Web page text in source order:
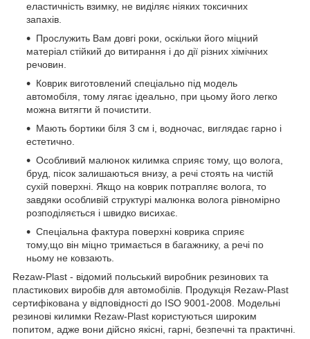
еластичність взимку, не виділяє ніяких токсичних
запахів.
Прослужить Вам довгі роки, оскільки його міцний
матеріал стійкий до витирання і до дії різних хімічних
речовин.
Коврик виготовлений спеціально під модель
автомобіля, тому лягає ідеально, при цьому його легко
можна витягти й почистити.
Мають бортики біля 3 см і, водночас, виглядає гарно і
естетично.
Особливий малюнок килимка сприяє тому, що волога,
бруд, пісок залишаються внизу, а речі стоять на чистій
сухій поверхні. Якщо на коврик потрапляє волога, то
завдяки особливій структурі малюнка волога рівномірно
розподіляється і швидко висихає.
Спеціальна фактура поверхні коврика сприяє
тому,що він міцно тримається в багажнику, а речі по
ньому не ковзають.
Rezaw-Plast - відомий польський виробник резинових та
пластикових виробів для автомобілів. Продукція Rezaw-Plast
сертифікована у відповідності до ISO 9001-2008. Модельні
резинові килимки Rezaw-Plast користуються широким
попитом, адже вони дійсно якісні, гарні, безпечні та практичні.